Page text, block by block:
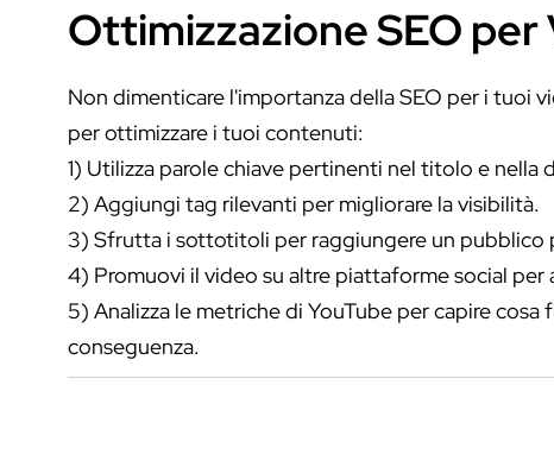
Ottimizzazione SEO
Non dimenticare l'importanza della SEO per i tuoi
per ottimizzare i tuoi contenuti:
1) Utilizza parole chiave pertinenti nel titolo e nella
2) Aggiungi tag rilevanti per migliorare la visibilità.
3) Sfrutta i sottotitoli per raggiungere un pubblico
4) Promuovi il video su altre piattaforme social per
5) Analizza le metriche di YouTube per capire
conseguenza.